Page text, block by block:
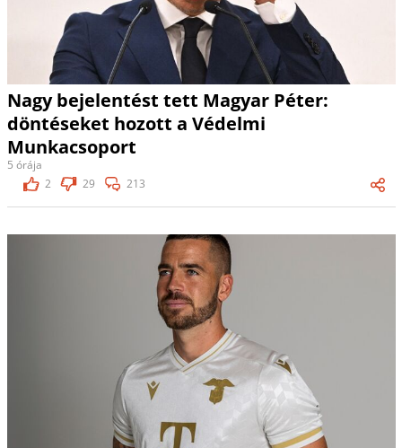
Nagy bejelentést tett Magyar Péter:
döntéseket hozott a Védelmi
Munkacsoport
5 órája
2
29 213